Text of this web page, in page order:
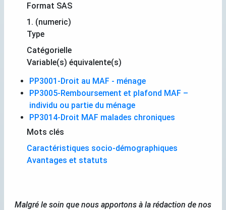
Format SAS
1. (numeric)
Type
Catégorielle
Variable(s) équivalente(s)
PP3001-Droit au MAF - ménage
PP3005-Remboursement et plafond MAF –
individu ou partie du ménage
PP3014-Droit MAF malades chroniques
Mots clés
Caractéristiques socio-démographiques
Avantages et statuts
Malgré le soin que nous apportons à la rédaction de nos